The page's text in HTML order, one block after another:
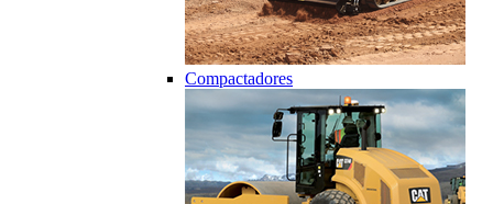
Compactadores